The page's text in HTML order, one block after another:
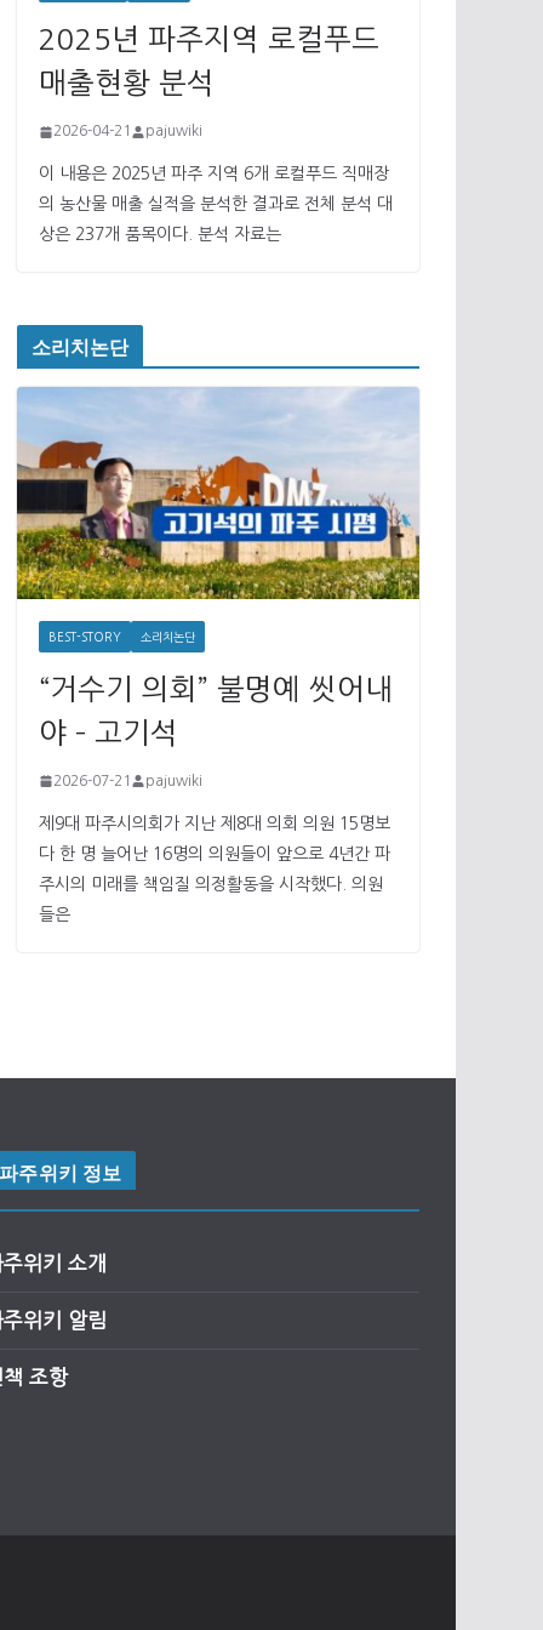
2025년 파주지역 로컬푸드
매출현황 분석
2026-04-21 pajuwiki
이 내용은 2025년 파주 지역 6개 로컬푸드 직매장
의 농산물 매출 실적을 분석한 결과로 전체 분석 대
상은 237개 품목이다. 분석 자료는
소리치논단
BEST-STORY 소리치논단
“거수기 의회” 불명예 씻어내
야 – 고기석
2026-07-21 pajuwiki
제9대 파주시의회가 지난 제8대 의회 의원 15명보
다 한 명 늘어난 16명의 의원들이 앞으로 4년간 파
주시의 미래를 책임질 의정활동을 시작했다. 의원
들은
파주위키 정보
주위키 소개
주위키 알림
책 조항